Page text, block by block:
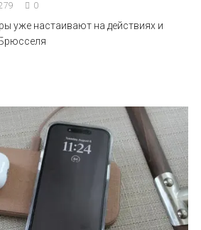
0
уже настаивают на действиях и